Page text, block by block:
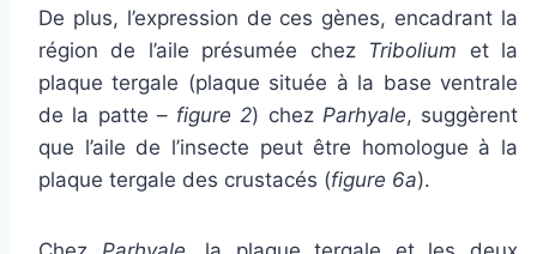
De plus, l’expression de ces gènes, encadrant la
région de l’aile présumée chez Tribolium et la
plaque tergale (plaque située à la base ventrale
de la patte – figure 2) chez Parhyale, suggèrent
que l’aile de l’insecte peut être homologue à la
plaque tergale des crustacés (figure 6a).